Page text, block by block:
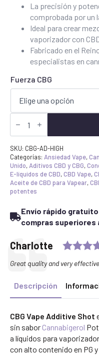
La precisión y
comprobada por un
Ideal para crear
vaporizador con
Fabricado en el
especialistas en
Fuerza CBG
CBG
Vape
cantidad
SKU: CBG-AD-HIGH
Categorías: Ansiedad Vape,
Unido, Aditivos CBD y CBG,
E-líquidos de CBD,CBD Vape,
Aceite de CBD para Vapear,
potentes
Envío rápido
compras superiores
Testimonial
Author:
Charlotte
Text:
Great quality and very
Descripción
CBG Vape Additive Shot
sin sabor Cannabigerol
a líquidos para
con alto contenido en PG